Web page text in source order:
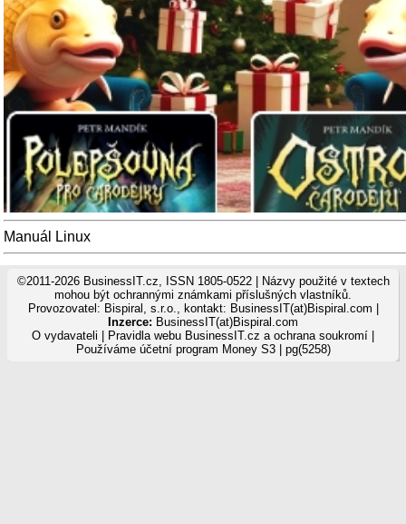
Manuál Linux
©2011-2026 BusinessIT.cz, ISSN 1805-0522 | Názvy použité v textech
mohou být ochrannými známkami příslušných vlastníků.
Provozovatel: Bispiral, s.r.o., kontakt: BusinessIT(at)Bispiral.com |
Inzerce: BusinessIT(at)Bispiral.com
O vydavateli
Pravidla webu BusinessIT.cz a ochrana soukromí
Používáme účetní program Money S3| pg(5258)